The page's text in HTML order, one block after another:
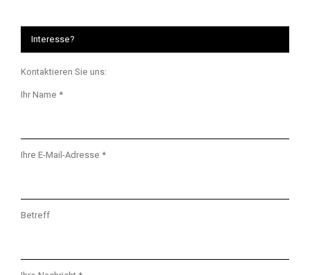
Interesse?
Kontaktieren Sie uns:
Ihr Name *
Ihre E-Mail-Adresse *
Betreff